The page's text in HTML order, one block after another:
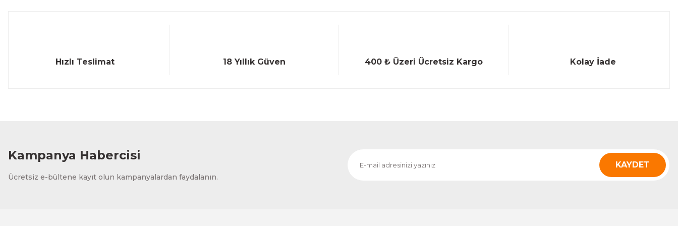
Hızlı Teslimat 18 Yıllık Güven 400 ₺ Üzeri Ücretsiz Kargo Kolay İade
Kampanya Habercisi
Ücretsiz e-bültene kayıt olun kampanyalardan faydalanın.
KAYDET